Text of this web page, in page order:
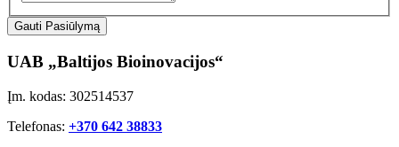
Gauti Pasiūlymą
UAB „Baltijos Bioinovacijos“
Įm. kodas: 302514537
Telefonas: +370 642 38833